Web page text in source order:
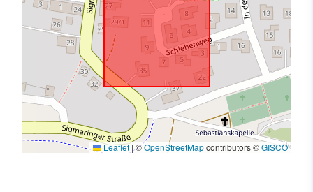
Leaflet |©OpenStreetMapcontributors ©GISCO